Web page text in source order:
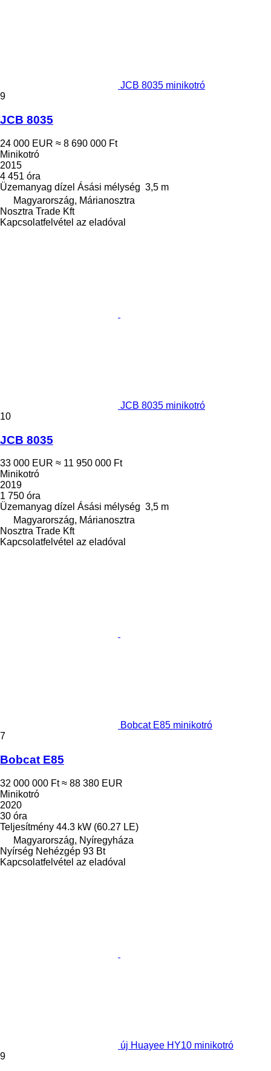
JCB 8035 minikotró
9
JCB 8035
24 000 EUR ≈ 8 690 000 Ft
Minikotró
2015
4 451 óra
Üzemanyag dízel Ásási mélység 3,5 m
Magyarország, Márianosztra
Nosztra Trade Kft
Kapcsolatfelvétel az eladóval
JCB 8035 minikotró
10
JCB 8035
33 000 EUR ≈ 11 950 000 Ft
Minikotró
2019
1 750 óra
Üzemanyag dízel Ásási mélység 3,5 m
Magyarország, Márianosztra
Nosztra Trade Kft
Kapcsolatfelvétel az eladóval
Bobcat E85 minikotró
7
Bobcat E85
32 000 000 Ft ≈ 88 380 EUR
Minikotró
2020
30 óra
Teljesítmény 44.3 kW (60.27 LE)
Magyarország, Nyíregyháza
Nyírség Nehézgép 93 Bt
Kapcsolatfelvétel az eladóval
új Huayee HY10 minikotró
9